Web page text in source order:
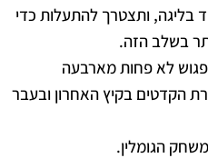
בליגה, ותצטרך להתעלות כדי
בשלב הזה.
לא פחות מארבעה
הקדטים בקיץ האחרון ובעבר
הגומלין.